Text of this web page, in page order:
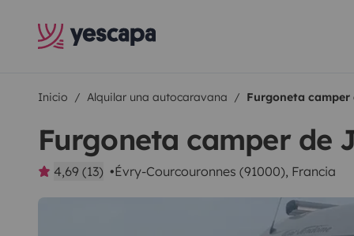
Inicio Alquilar una autocaravana Furgoneta camper
Furgoneta camper de
4,69 (13) Évry-Courcouronnes (91000), Francia